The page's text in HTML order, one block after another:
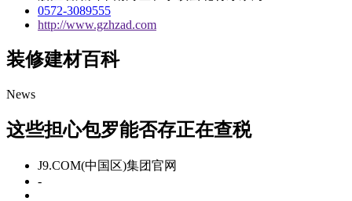
0572-3089555
http://www.gzhzad.com
装修建材百科
News
这些担心包罗能否存正在查税
J9.COM(中国区)集团官网
-